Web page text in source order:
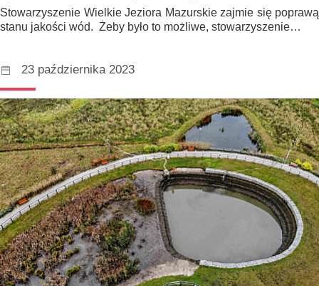
Stowarzyszenie Wielkie Jeziora Mazurskie zajmie się poprawą
stanu jakości wód. Żeby było to możliwe, stowarzyszenie…
23 października 2023